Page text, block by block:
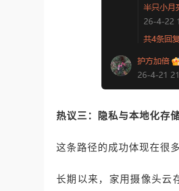
热议三：隐私与本地化存
这条路径的成功体现在很
长期以来，家用摄像头云